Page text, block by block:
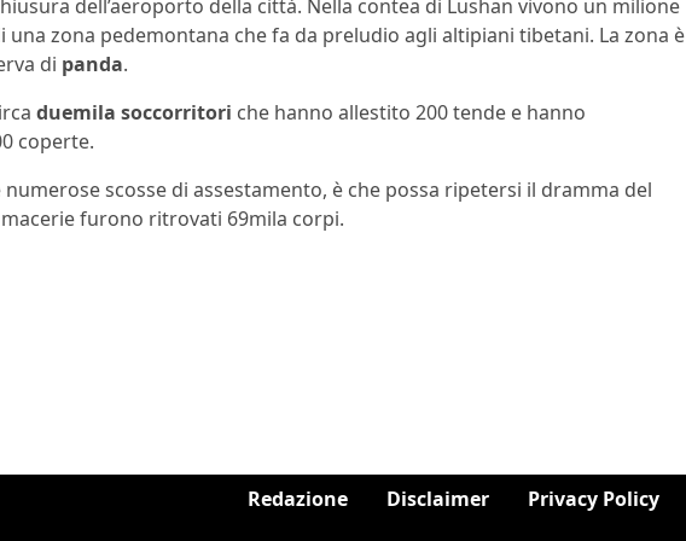
dell’aeroporto della città. Nella contea di Lushan vivono un milione
una zona pedemontana che fa da preludio agli altipiani tibetani. La zona è
di panda.
duemila soccorritori che hanno allestito 200 tende e hanno
coperte.
scosse di assestamento, è che possa ripetersi il dramma del
furono ritrovati 69mila corpi.
Redazione Disclaimer Privacy Policy